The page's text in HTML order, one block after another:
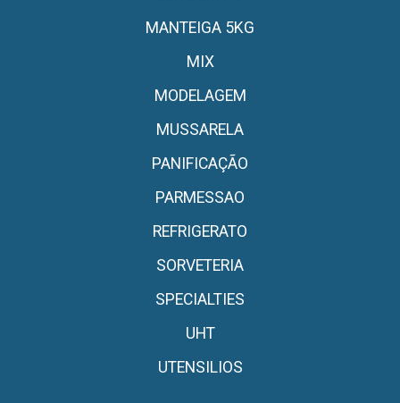
MANTEIGA 5KG
MIX
MODELAGEM
MUSSARELA
PANIFICAÇÃO
PARMESSAO
REFRIGERATO
SORVETERIA
SPECIALTIES
UHT
UTENSILIOS